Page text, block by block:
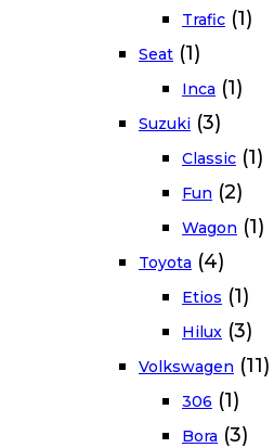
Trafic (1)
Seat (1)
Inca (1)
Suzuki (3)
Classic (1)
Fun (2)
Wagon (1)
Toyota (4)
Etios (1)
Hilux (3)
Volkswagen (11)
306 (1)
Bora (3)